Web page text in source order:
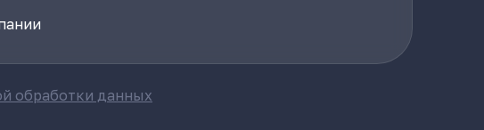
обработки данных